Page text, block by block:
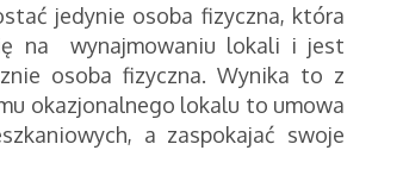
jedynie osoba fizyczna, która
na wynajmowaniu lokali i jest
osoba fizyczna. Wynika to z
okazjonalnego lokalu to umowa
a zaspokajać swoje